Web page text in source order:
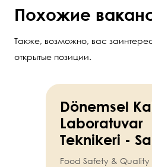
Похожие
Также, возможно, вас
открытые позиции.
Dönemsel
Laboratuvar
Teknikeri -
Food Safety & Quality